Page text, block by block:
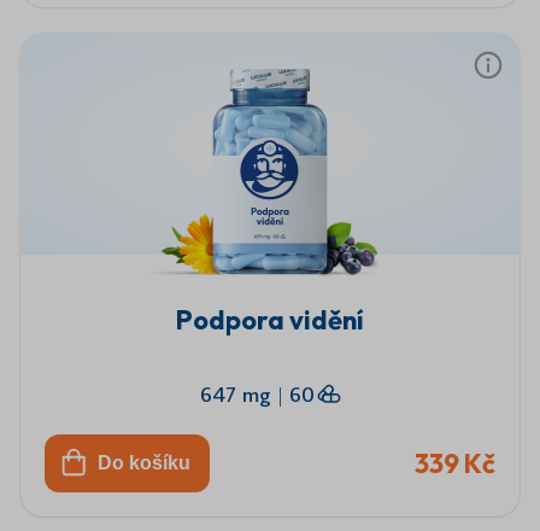
Podpora vidění
647 mg | 60
Do košíku 339 Kč